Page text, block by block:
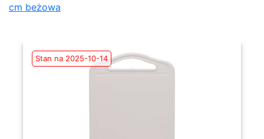
cm beżowa
Stan na 2025-10-14